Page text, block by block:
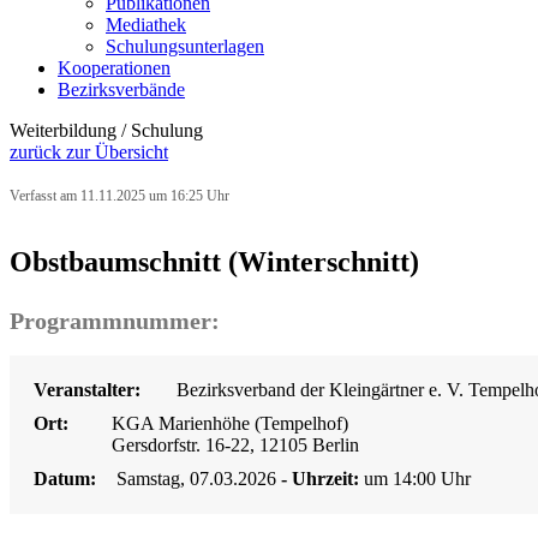
Mediathek
Schulungsunterlagen
Kooperationen
Bezirksverbände
Weiterbildung / Schulung
zurück zur Übersicht
Verfasst am 11.11.2025 um 16:25 Uhr
Obstbaumschnitt (Winterschnitt)
Programmnummer:
Veranstalter:
Bezirksverband der Kleingärtner e. V.
Ort:
KGA Marienhöhe (Tempelhof)
Gersdorfstr. 16-22, 12105 Berlin
Datum:
Samstag, 07.03.2026 - Uhrzeit: um 14:00 Uhr